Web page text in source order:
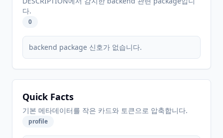
다.
0
backend package 신호가 없습니다.
Quick Facts
기본 메타데이터를 작은 카드와 토큰으로 압축합니다.
profile